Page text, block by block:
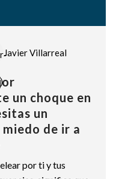
Javier Villarreal
un choque en
un
de ir a
por ti y tus